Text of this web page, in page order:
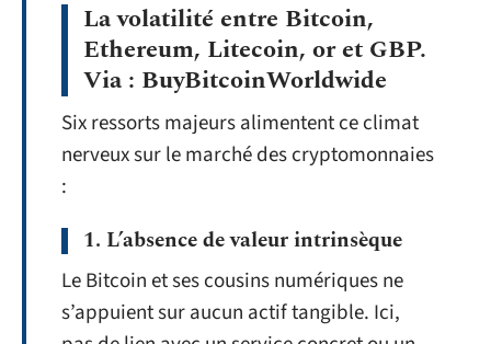
La volatilité entre Bitcoin,
Ethereum, Litecoin, or et GBP.
Via : BuyBitcoinWorldwide
Six ressorts majeurs alimentent ce climat
nerveux sur le marché des cryptomonnaies
:
1. L’absence de valeur intrinsèque
Le Bitcoin et ses cousins numériques ne
s’appuient sur aucun actif tangible. Ici,